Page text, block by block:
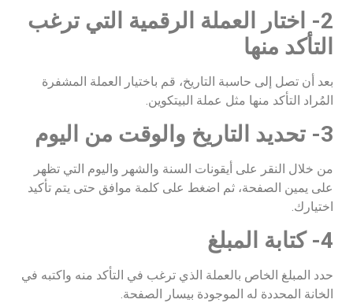
2- اختار العملة الرقمية التي ترغب
التأكد منها
بعد أن تصل إلى حاسبة التاريخ، قم باختيار العملة المشفرة
المُراد التأكد منها مثل عملة البيتكوين.
3- تحديد التاريخ والوقت من اليوم
من خلال النقر على أيقونات السنة والشهر واليوم التي تظهر
على يمين الصفحة، ثم اضغط على كلمة موافق حتى يتم تأكيد
اختيارك.
4- كتابة المبلغ
حدد المبلغ الخاص بالعملة الذي ترغب في التأكد منه واكتبه في
الخانة المحددة له الموجودة بيسار الصفحة.